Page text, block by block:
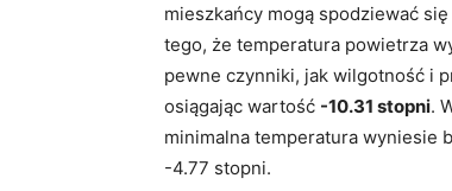
mieszkańcy mogą spodziewać
tego, że temperatura powietrza
pewne czynniki, jak wilgotność i
osiągając wartość -10.31 stopni.
minimalna temperatura wyniesie
-4.77 stopni.